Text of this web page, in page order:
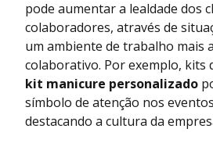
pode aumentar a lealdade dos
colaboradores, através de
um ambiente de trabalho mais
colaborativo. Por exemplo, kits
kit manicure personalizado
símbolo de atenção nos
destacando a cultura da